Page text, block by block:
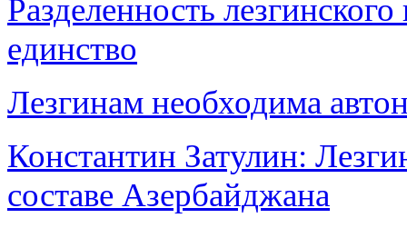
Разделенность
единство
Лезгинам необходима
Константин Затулин:
составе Азербайджана